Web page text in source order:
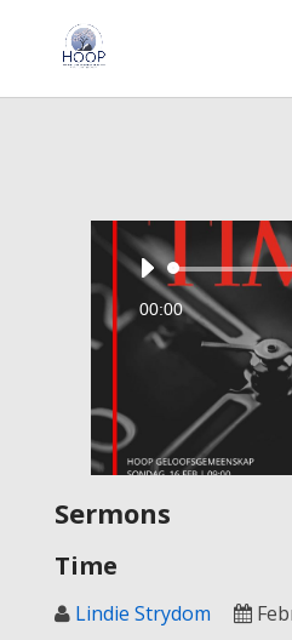
00:00
Sermons
Time
Lindie Strydom